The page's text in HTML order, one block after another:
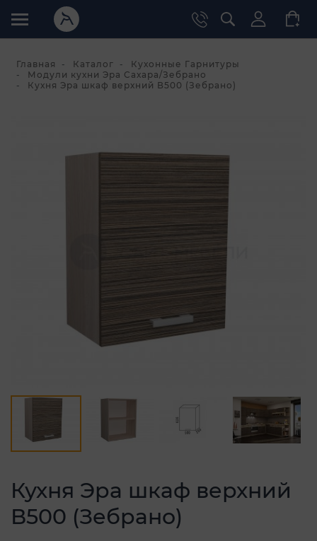
Главная Каталог
Кухонные Гарнитуры
Модули кухни Эра Сахара/Зебрано
Кухня Эра шкаф верхний В500 (Зебрано)
Кухня Эра шкаф верхний
В500 (Зебрано)